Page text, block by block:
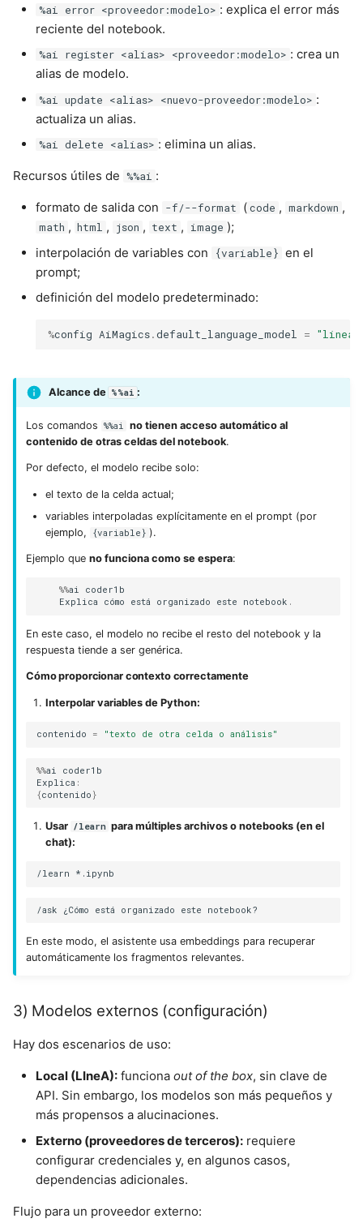
%ai error <proveedor:modelo> : explica el error más
reciente del notebook.
%ai register <alias> <proveedor:modelo> : crea un
alias de modelo.
%ai update <alias> <nuevo-proveedor:modelo> :
actualiza un alias.
%ai delete <alias> : elimina un alias.
Recursos útiles de %%ai :
formato de salida con -f/--format ( code , markdown ,
math , html , json , text , image );
interpolación de variables con
{variable} en el
prompt;
definición del modelo predeterminado:
%config AiMagics.default_language_model =
Alcance de %%ai :
Los comandos %%ai
no tienen acceso automático al
contenido de otras celdas del notebook.
Por defecto, el modelo recibe solo:
el texto de la celda actual;
variables interpoladas explícitamente en el prompt (por
ejemplo,
{variable} ).
Ejemplo que no funciona como se espera:
%%ai
coder1b
Explica
cómo está organizado este notebook .
En este caso, el modelo no recibe el resto del notebook y la
respuesta tiende a ser genérica.
Cómo proporcionar contexto correctamente
Interpolar variables de Python:
contenido = "texto de otra celda o análisis"
%%ai
coder1b
Explica :
{contenido }
Usar /learn para múltiples archivos o notebooks (en el
chat):
En este modo, el asistente usa embeddings para recuperar
automáticamente los fragmentos relevantes.
3) Modelos externos (configuración)
Hay dos escenarios de uso:
Local (LIneA): funcionaout of the box, sin clave de
API. Sin embargo, los modelos son más pequeños y
más propensos a alucinaciones.
Externo (proveedores de terceros): requiere
configurar credenciales y, en algunos casos,
dependencias adicionales.
Flujo para un proveedor externo: